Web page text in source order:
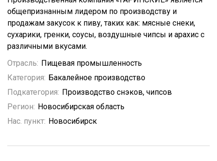
общепризнанным лидером по производству и
продажам закусок к пиву, таких как: мясные снеки,
сухарики, гренки, соусы, воздушные чипсы и арахис с
различными вкусами.
Отрасль: Пищевая промышленность
Категория: Бакалейное производство
Подкатегория: Производство снэков, чипсов
Регион: Новосибирская область
Нас. пункт: Новосибирск